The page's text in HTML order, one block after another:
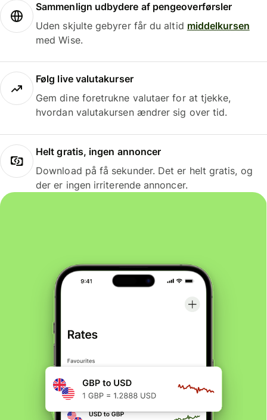
Sammenlign udbydere af pengeoverførsler
Uden skjulte gebyrer får du altid middelkursen
med Wise.
Følg live valutakurser
Gem dine foretrukne valutaer for at tjekke,
hvordan valutakursen ændrer sig over tid.
Helt gratis, ingen annoncer
Download på få sekunder. Det er helt gratis, og
der er ingen irriterende annoncer.